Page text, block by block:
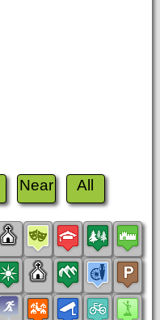
Near All